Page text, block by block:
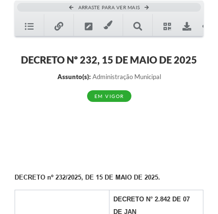
ARRASTE PARA VER MAIS
DECRETO Nº 232, 15 DE MAIO DE 2025
Assunto(s): Administração Municipal
EM VIGOR
DECRETO nº 232/2025, DE 15 DE MAIO DE 2025.
DECRETO N° 2.842 DE 07
DE JAN